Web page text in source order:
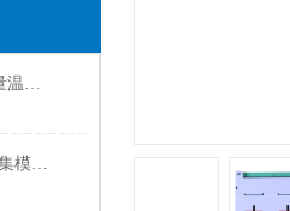
从实验室到产线：多通道模拟量温度采集系统在热分布研究中的应用
PT100热电偶K型多通道温度采集模块的功能特点解析